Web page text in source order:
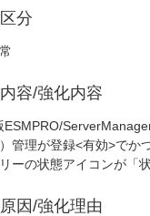
分
容/強化内容
ESMPRO/
管理が登録<有効>でか
ーの状態アイコンが「
因/強化理由